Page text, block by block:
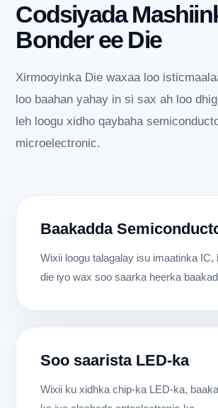
Codsiyada
Bonder ee Die
Xirmooyinka Die waxaa loo
loo baahan yahay in si sax ah loo
leh loogu xidho qaybaha
microelectronic.
Baakadda
Wixii loogu talagalay isu imaatinka IC,
die iyo wax soo saarka heerka
Soo saarista LED-ka
Wixii ku xidhka chip-ka LED-ka,